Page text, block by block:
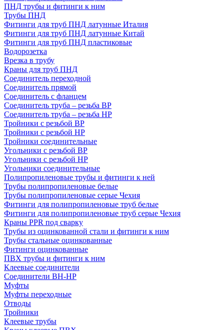
ПНД трубы и фитинги к ним
Трубы ПНД
Фитинги для труб ПНД латунные Италия
Фитинги для труб ПНД латунные Китай
Фитинги для труб ПНД пластиковые
Водорозетка
Врезка в трубу
Краны для труб ПНД
Соединитель переходной
Соединитель прямой
Соединитель с фланцем
Соединитель труба – резьба ВР
Соединитель труба – резьба НР
Тройники с резьбой ВР
Тройники с резьбой НР
Тройники соединительные
Угольники с резьбой ВР
Угольники с резьбой НР
Угольники соединительные
Полипропиленовые трубы и фитинги к ней
Трубы полипропиленовые белые
Трубы полипропиленовые серые Чехия
Фитинги для полипропиленовые труб белые
Фитинги для полипропиленовые труб серые Чехия
Краны PPR под сварку
Трубы из оцинкованной стали и фитинги к ним
Трубы стальные оцинкованные
Фитинги оцинкованные
ПВХ трубы и фитинги к ним
Клеевые соединители
Соединители ВН-НР
Муфты
Муфты переходные
Отводы
Тройники
Клеевые трубы